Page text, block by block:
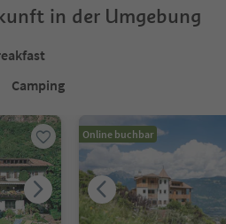
in der Umgebung
Camping
Online buchbar